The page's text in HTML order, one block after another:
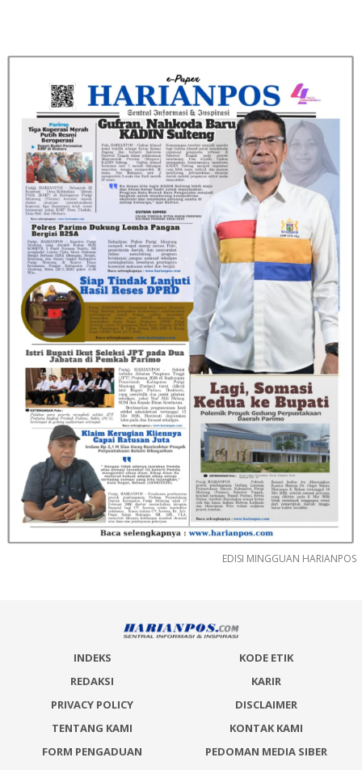
EDISI MINGGUAN HARIANPOS
INDEKS
KODE ETIK
REDAKSI
KARIR
PRIVACY POLICY
DISCLAIMER
TENTANG KAMI
KONTAK KAMI
FORM PENGADUAN
PEDOMAN MEDIA SIBER